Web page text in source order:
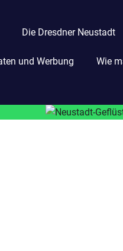
Die Dresdner Neustadt
und Werbung Wie